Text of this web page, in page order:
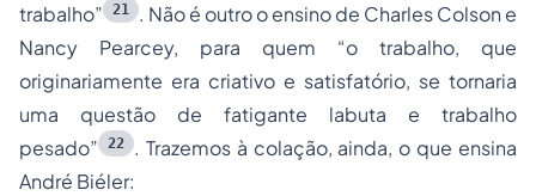
trabalho”
21
. Não é outro o ensino de Charles Colson e
Nancy Pearcey, para quem “o trabalho, que
originariamente era criativo e satisfatório, se tornaria
uma questão de fatigante labuta e trabalho
pesado”
22
. Trazemos à colação, ainda, o que ensina
André Biéler: